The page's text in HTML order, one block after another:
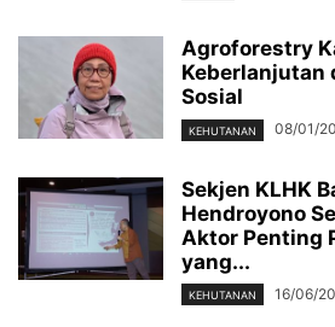
Agroforestry
Keberlanjutan
Sosial
KEHUTANAN 08/01/
Sekjen KLHK
Hendroyono
Aktor Penting
yang...
KEHUTANAN 16/06/